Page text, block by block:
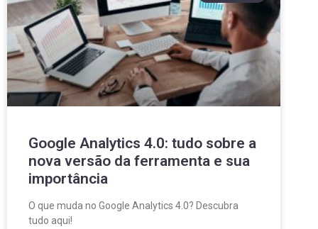
Google Analytics 4.0: tudo sobre a
nova versão da ferramenta e sua
importância
O que muda no Google Analytics 4.0? Descubra
tudo aqui!